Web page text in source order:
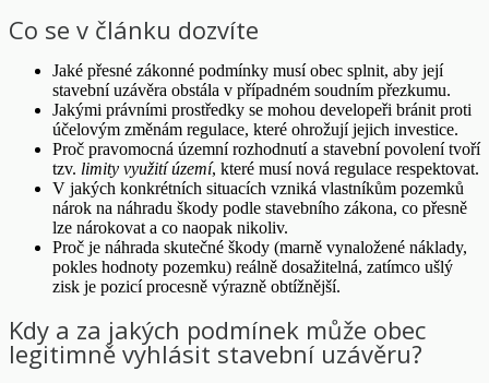
Co se v článku dozvíte
Jaké přesné zákonné podmínky musí obec splnit, aby její
stavební uzávěra obstála v případném soudním přezkumu.
Jakými právními prostředky se mohou developeři bránit proti
účelovým změnám regulace, které ohrožují jejich investice.
Proč pravomocná územní rozhodnutí a stavební povolení tvoří
tzv. limity využití území, které musí nová regulace respektovat.
V jakých konkrétních situacích vzniká vlastníkům pozemků
nárok na náhradu škody podle stavebního zákona, co přesně
lze nárokovat a co naopak nikoliv.
Proč je náhrada skutečné škody (marně vynaložené náklady,
pokles hodnoty pozemku) reálně dosažitelná, zatímco ušlý
zisk je pozicí procesně výrazně obtížnější.
Kdy a za jakých podmínek může obec
legitimně vyhlásit stavební uzávěru?